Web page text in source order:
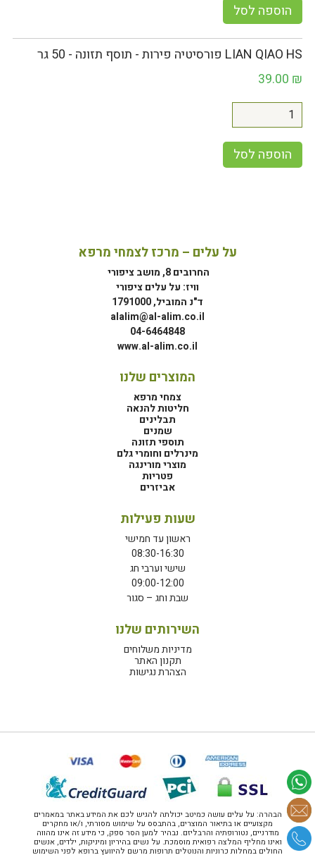
הוספה לסל
LIAN QIAO HS פורסיטיה פירות - תוסף תזונה - 50 גר
39.00 ₪
הוספה לסל
על עלים – מרכז לצמחי מרפא
החרובים 8, מושב ציפורי
וויז: על עלים ציפורי
ד"נ המוביל, 1791000
alalim@al-alim.co.il
04-6464848
www.al-alim.co.il
המוצרים שלנו
צמחי מרפא
חליטות להנאה
תבלינים
שמנים
תוספי תזונה
מינרלים וחומרי גלם
מוצרי מורינגה
פטריות
אביזרים
שעות פעילות
ראשון עד חמישי
08:30-16:30
שישי וערבי חג
09:00-12:00
שבת וחג – סגור
השירותים שלנו
מדיניות משלוחים
תקנון האתר
הצהרת נגישות
הבהרה: על עלים עושה כמיטב יכולתה להגיש לכם את המידע באתר במאמרים
מקצועיים או בתיאור המוצרים, בהתבסס על שימוש מסורתי, ו/או מחקרים
מודרניים, נטורופתיה והרבליזם. נבהיר למען הסר ספק, כי מידע זה אינו מהווה
ואינו מחליף המלצה רפואית מוסמכת. על נשים בהיריון ומיניקות, ילדים, אנשים
החולים במחלות כרוניות והנוטלים תרופות מרשם להיוועץ ברופא לפני השימוש